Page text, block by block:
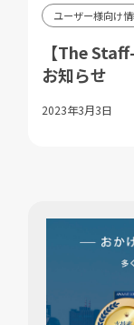
ユーザー様向け
【The
お知らせ
2023年3月3日